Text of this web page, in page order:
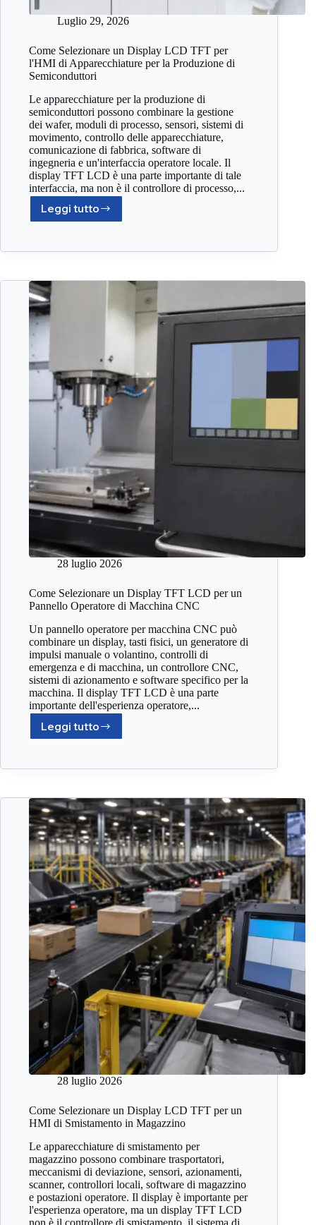
Luglio 29, 2026
Come Selezionare un Display LCD TFT per
l'HMI di Apparecchiature per la Produzione di
Semiconduttori
Le apparecchiature per la produzione di
semiconduttori possono combinare la gestione
dei wafer, moduli di processo, sensori, sistemi di
movimento, controllo delle apparecchiature,
comunicazione di fabbrica, software di
ingegneria e un'interfaccia operatore locale. Il
display TFT LCD è una parte importante di tale
interfaccia, ma non è il controllore di processo,...
Leggi tutto
28 luglio 2026
Come Selezionare un Display TFT LCD per un
Pannello Operatore di Macchina CNC
Un pannello operatore per macchina CNC può
combinare un display, tasti fisici, un generatore di
impulsi manuale o volantino, controlli di
emergenza e di macchina, un controllore CNC,
sistemi di azionamento e software specifico per la
macchina. Il display TFT LCD è una parte
importante dell'esperienza operatore,...
Leggi tutto
28 luglio 2026
Come Selezionare un Display LCD TFT per un
HMI di Smistamento in Magazzino
Le apparecchiature di smistamento per
magazzino possono combinare trasportatori,
meccanismi di deviazione, sensori, azionamenti,
scanner, controllori locali, software di magazzino
e postazioni operatore. Il display è importante per
l'esperienza operatore, ma un display TFT LCD
non è il controllore di smistamento, il sistema di